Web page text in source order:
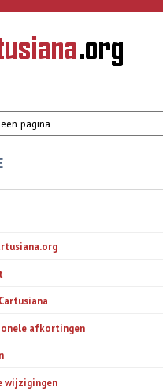
gaan
afkortingen
wijzigingen